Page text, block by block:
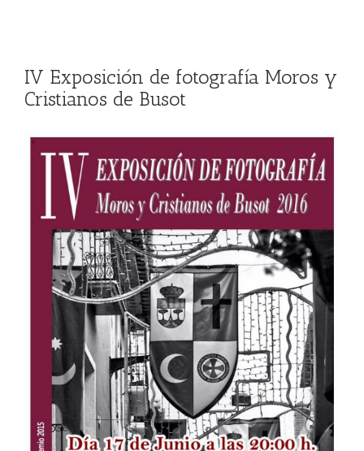
IV Exposición de fotografía Moros y
Cristianos de Busot